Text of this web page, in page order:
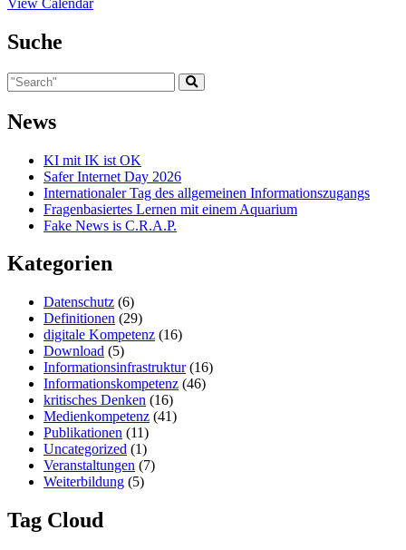
Suche
News
KI mit IK ist OK
Safer Internet Day 2026
Internationaler Tag des allgemeinen Informationszugangs
Fragenbasiertes Lernen mit einem Aquarium
Fake News is C.R.A.P.
Kategorien
Datenschutz (6)
Definitionen (29)
digitale Kompetenz (16)
Download (5)
Informationsinfrastruktur(16)
Informationskompetenz (46)
kritisches Denken (16)
Medienkompetenz (41)
Publikationen (11)
Uncategorized (1)
Veranstaltungen (7)
Weiterbildung (5)
Tag Cloud